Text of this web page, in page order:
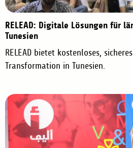
RELEAD: Digitale Lösungen für
Tunesien
RELEAD bietet kostenloses,
Transformation in Tunesien.